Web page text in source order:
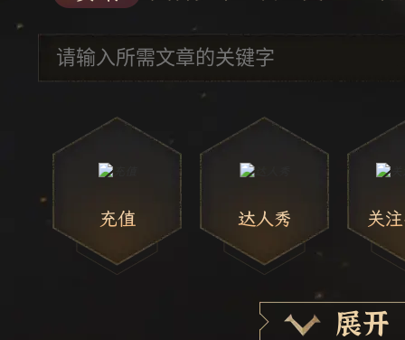
充值 达人秀 关
展开
自助服务/账号快速找